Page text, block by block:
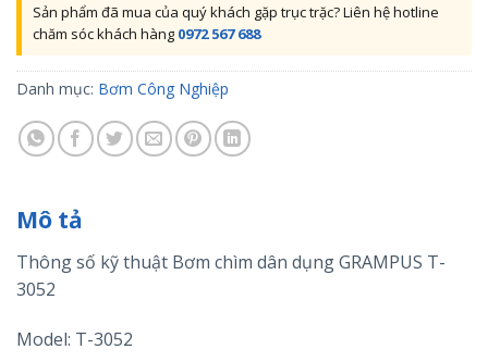
Sản phẩm đã mua của quý khách gặp trục trặc? Liên hệ hotline
chăm sóc khách hàng 0972 567 688
Danh mục: Bơm Công Nghiệp
Mô tả
Thông số kỹ thuật Bơm chìm dân dụng GRAMPUS T-
3052
Model: T-3052